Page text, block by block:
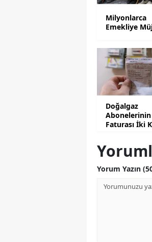
Milyonlarca
Emekliye
Doğalgaz
Abonelerinin
Faturası İki
Yorum Yazın